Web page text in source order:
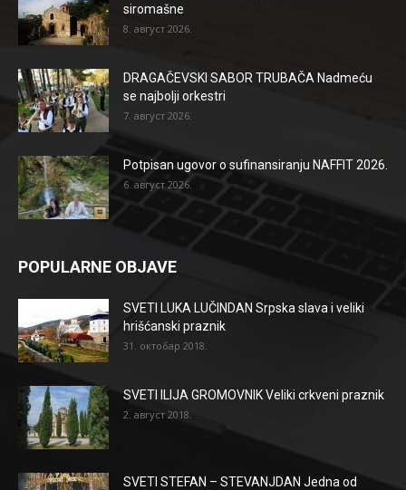
siromašne
8. август 2026.
DRAGAČEVSKI SABOR TRUBAČA Nadmeću
se najbolji orkestri
7. август 2026.
Potpisan ugovor o sufinansiranju NAFFIT 2026.
6. август 2026.
POPULARNE OBJAVE
SVETI LUKA LUČINDAN Srpska slava i veliki
hrišćanski praznik
31. октобар 2018.
SVETI ILIJA GROMOVNIK Veliki crkveni praznik
2. август 2018.
SVETI STEFAN – STEVANJDAN Jedna od